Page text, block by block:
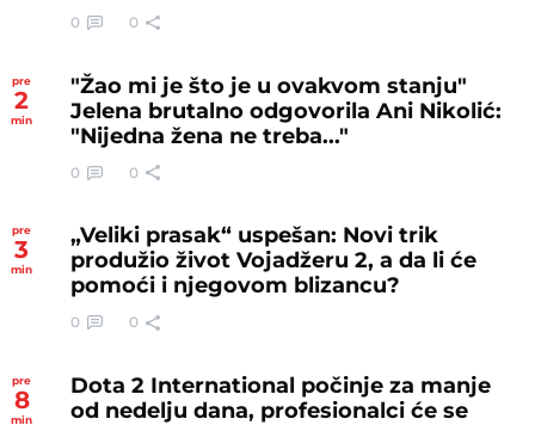
0 0
pre
2
min
"Žao mi je što je u ovakvom stanju"
Jelena brutalno odgovorila Ani Nikolić:
"Nijedna žena ne treba..."
0 0
pre
3
min
„Veliki prasak“ uspešan: Novi trik
produžio život Vojadžeru 2, a da li će
pomoći i njegovom blizancu?
0 0
pre
8
min
Dota 2 International počinje za manje
od nedelju dana, profesionalci će se